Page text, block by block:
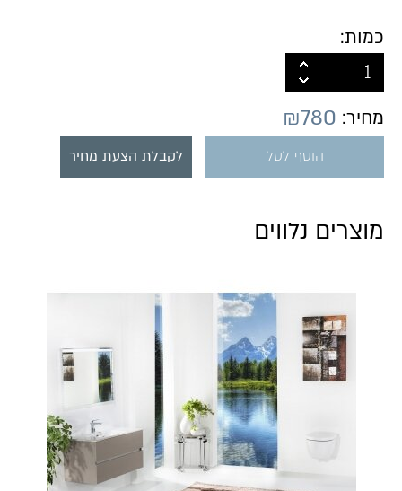
כמות:
מחיר: ₪780
הוסף לסל לקבלת הצעת מחיר
מוצרים נלווים